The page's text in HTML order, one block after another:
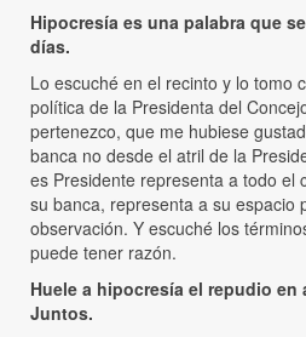
Hipocresía es una palabra que
días.
Lo escuché en el recinto y lo tomo
política de la Presidenta del
pertenezco, que me hubiese
banca no desde el atril de la
es Presidente representa a todo el
su banca, representa a su espacio
observación. Y escuché los
puede tener razón.
Huele a hipocresía el repudio
Juntos.